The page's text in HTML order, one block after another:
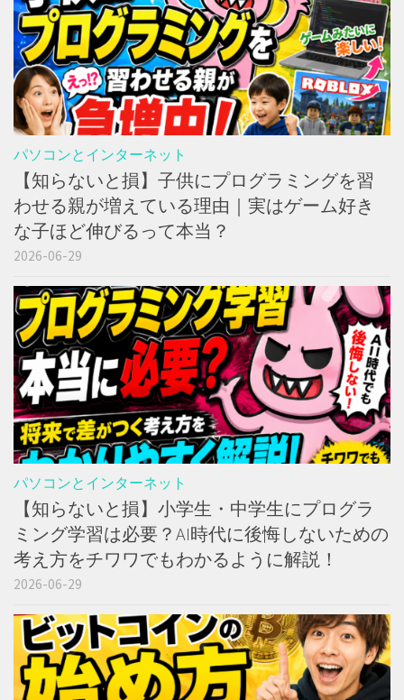
パソコンとインターネット
【知らないと損】子供にプログラミングを習
わせる親が増えている理由｜実はゲーム好き
な子ほど伸びるって本当？
2026-06-29
パソコンとインターネット
【知らないと損】小学生・中学生にプログラ
ミング学習は必要？AI時代に後悔しないための
考え方をチワワでもわかるように解説！
2026-06-29